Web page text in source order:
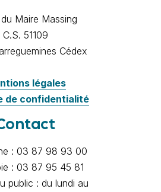
Maire Massing
C.S. 51109
Cédex
légales
de confidentialité
: 03 87 98 93 00
: 03 87 95 45 81
public : du lundi au